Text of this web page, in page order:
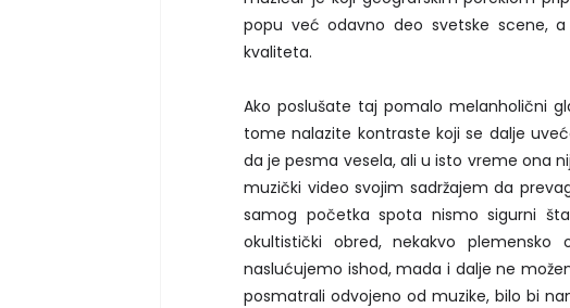
popu već odavno deo svetske scene,
kvaliteta.
Ako poslušate taj pomalo melanholični
tome nalazite kontraste koji se dalje
da je pesma vesela, ali u isto vreme ona
muzički video svojim sadržajem da
samog početka spota nismo sigurni
okultistički obred, nekakvo
naslućujemo ishod, mada i dalje ne
posmatrali odvojeno od muzike, bilo bi